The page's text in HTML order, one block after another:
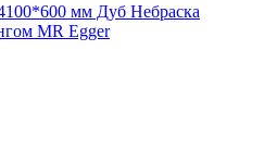
мм Дуб Небраска
MR Egger